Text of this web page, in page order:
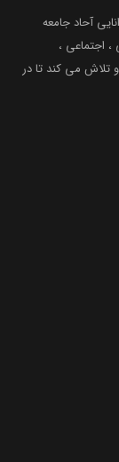
آحاد جامعه
، اجتماعی ،
تلاش می کند تا در